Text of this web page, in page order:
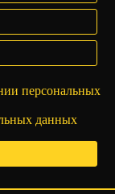
персональных
данных